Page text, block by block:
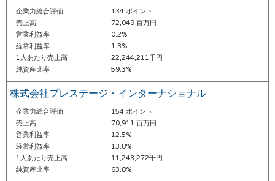
企業力総合評価
134 ポイント
売上高
72,049 百万円
営業利益率
0.2%
経常利益率
1.3%
1人あたり売上高
22,244,211千円
純資産比率
59.3%
株式会社プレステージ・インターナショナル
企業力総合評価
154 ポイント
売上高
70,911 百万円
営業利益率
12.5%
経常利益率
13.8%
1人あたり売上高
11,243,272千円
純資産比率
63.8%